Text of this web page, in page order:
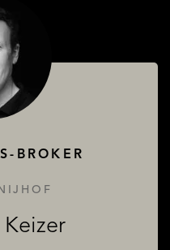
BROKER
Keizer